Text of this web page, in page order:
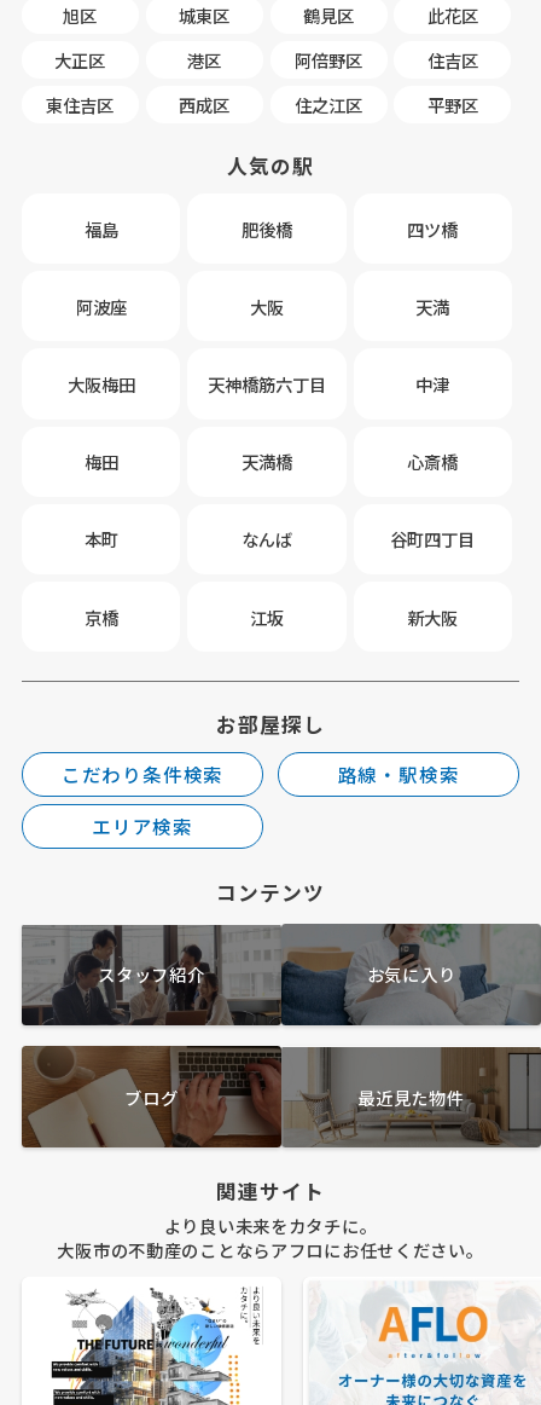
旭区
城東区 鶴見区
此花区
大正区
港区 阿倍野区
住吉区
東住吉区
西成区 住之江区 平野区
人気の駅
福島 肥後橋 四ツ橋
阿波座 大阪 天満
大阪梅田 天神橋筋六丁目 中津
梅田 天満橋 心斎橋
本町 なんば 谷町四丁目
京橋 江坂 新大阪
お部屋探し
こだわり条件検索
路線・駅検索
エリア検索
コンテンツ
スタッフ紹介 お気に入り
ブログ 最近見た物件
関連サイト
より良い未来をカタチに。
大阪市の不動産のことならアフロにお任せください。